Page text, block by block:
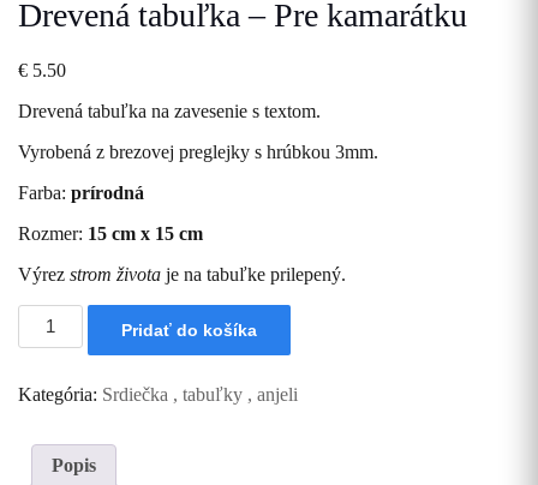
Drevená tabuľka – Pre kamarátku
€ 5.50
Drevená tabuľka na zavesenie s textom.
Vyrobená z brezovej preglejky s hrúbkou 3mm.
Farba: prírodná
Rozmer: 15 cm x 15 cm
Výrez strom života je na tabuľke prilepený.
množstvo
Drevená
Pre
Pridať do košíka
Kategória: Srdiečka , tabuľky , anjeli
Popis